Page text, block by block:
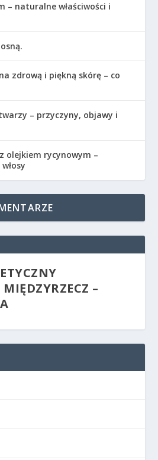
– naturalne właściwości i
zdrową i piękną skórę – co
– przyczyny, objawy i
olejkiem rycynowym –
–